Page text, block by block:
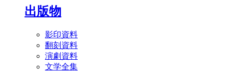
出版物
影印資料
翻刻資料
演劇資料
文学全集